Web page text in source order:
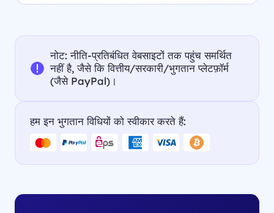
नोट: नीति-प्रतिबंधित वेबसाइटों तक पहुंच समर्थित
नहीं है, जैसे कि वित्तीय/सरकारी/भुगतान प्लेटफ़ॉर्म
(जैसे PayPal)।
हम इन भुगतान विधियों को स्वीकार करते हैं: